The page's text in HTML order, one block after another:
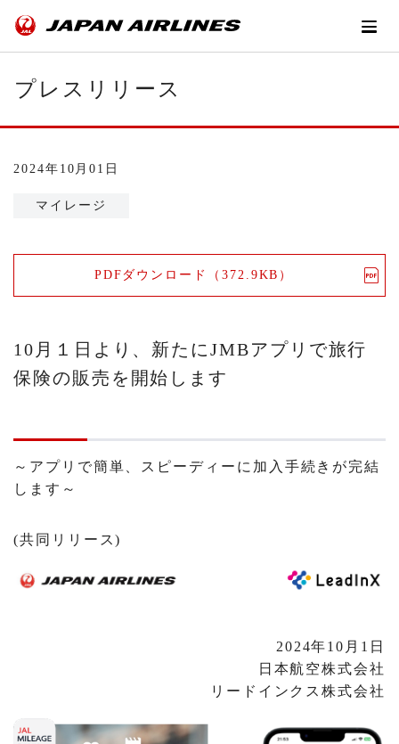
プレスリリース
2024年10月01日
マイレージ
PDFダウンロード（372.9KB）
10月１日より、新たにJMBアプリで旅行
保険の販売を開始します
～アプリで簡単、スピーディーに加入手続きが完結
します～
(共同リリース)
2024年10月1日
日本航空株式会社
リードインクス株式会社